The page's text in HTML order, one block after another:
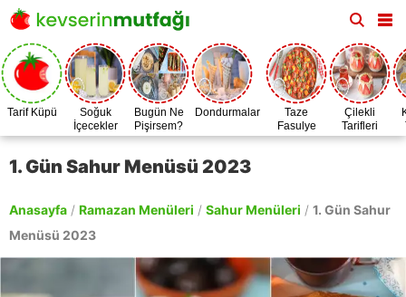
Tarif Küpü
Soğuk
İçecekler
Bugün Ne
Pişirsem?
Dondurmalar
Taze
Fasulye
Zamanı
Çilekli
Tarifleri
1. Gün Sahur Menüsü 2023
Anasayfa / Ramazan Menüleri / Sahur Menüleri / 1. Gün Sahur
Menüsü 2023